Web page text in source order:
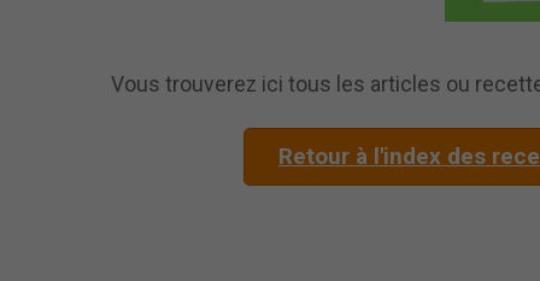
Vous trouverez ici tous les articles ou
Retour à l'index des